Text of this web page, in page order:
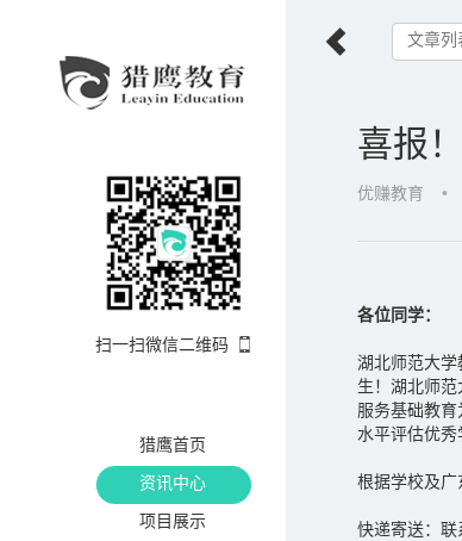
扫一扫微信二维码
猎鹰首页
资讯中心
项目展示
文章列
喜报
优赚教育 •
各位同学：
湖北师范大
生！湖北师
服务基础教
水平评估优
根据学校及广
快递寄送：